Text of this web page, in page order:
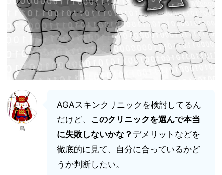
鳥
AGAスキンクリニックを検討してるん
だけど、 このクリニックを選んで本当
に失敗しないかな？ デメリットなどを
徹底的に見て、自分に合っているかど
うか判断したい。